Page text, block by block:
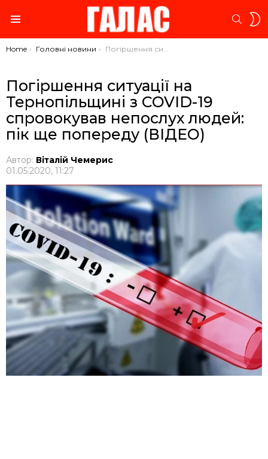
You are here:
Home Головні новини Погіршення ситуації на Тернопільщині з COVID-19 спровокував непослух людей: пік ще попереду (ВІДЕО)
Погіршення ситуації на
Тернопільщині з COVID-19
спровокував непослух людей:
пік ще попереду (ВІДЕО)
Автор: Віталій Чемерис
01.05.2020, 11:27